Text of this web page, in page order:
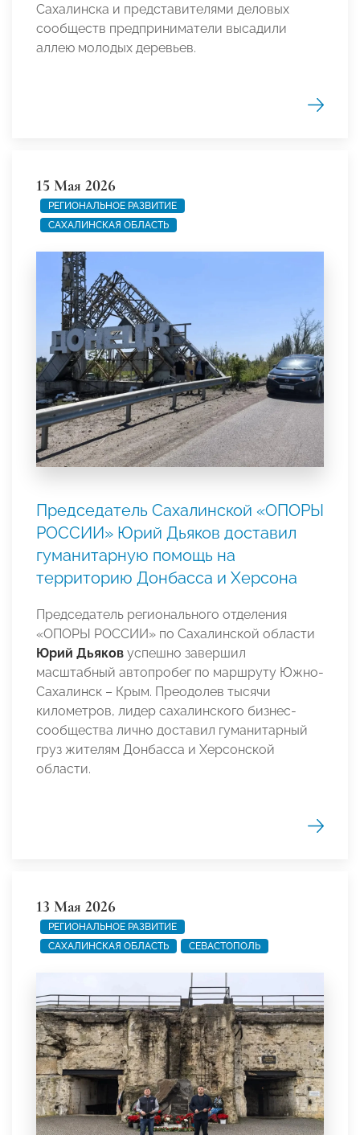
Сахалинска и представителями деловых
сообществ предприниматели высадили
аллею молодых деревьев.
15 Мая 2026
РЕГИОНАЛЬНОЕ РАЗВИТИЕ
САХАЛИНСКАЯ ОБЛАСТЬ
Председатель Сахалинской «ОПОРЫ
РОССИИ» Юрий Дьяков доставил
гуманитарную помощь на
территорию Донбасса и Херсона
Председатель регионального отделения
«ОПОРЫ РОССИИ» по Сахалинской области
Юрий Дьяков успешно завершил
масштабный автопробег по маршруту Южно-
Сахалинск – Крым. Преодолев тысячи
километров, лидер сахалинского бизнес-
сообщества лично доставил гуманитарный
груз жителям Донбасса и Херсонской
области.
13 Мая 2026
РЕГИОНАЛЬНОЕ РАЗВИТИЕ
САХАЛИНСКАЯ ОБЛАСТЬ
СЕВАСТОПОЛЬ